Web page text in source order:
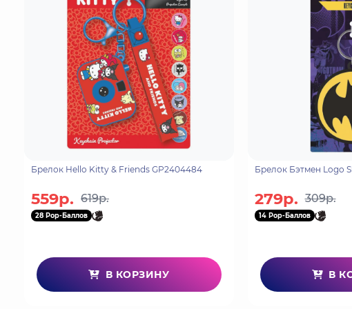
Брелок Hello Kitty & Friends GP2404484
559р. 619р.
28 Pop-Баллов
В КОРЗИНУ
Брелок Бэтмен Logo
279р. 309р.
14 Pop-Баллов
В